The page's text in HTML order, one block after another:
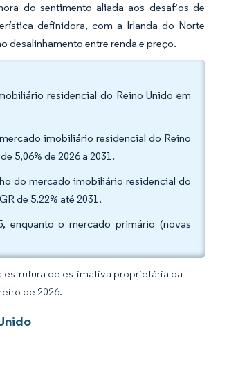
do sentimento aliada aos desafios de
definidora, com a Irlanda do Norte
desalinhamento entre renda e preço.
residencial do Reino Unido em
imobiliário residencial do Reino
5,06% de 2026 a 2031.
do mercado imobiliário residencial do
de 5,22% até 2031.
enquanto o mercado primário (novas
estrutura de estimativa proprietária da
de 2026.